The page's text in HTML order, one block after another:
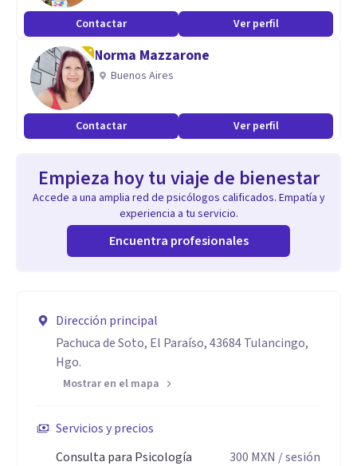
Contactar Ver perfil
Norma Mazzarone
Buenos Aires
Contactar Ver perfil
Empieza hoy tu viaje de bienestar
Accede a una amplia red de psicólogos calificados. Empatía y
experiencia a tu servicio.
Encuentra profesionales
Dirección principal
Pachuca de Soto, El Paraíso, 43684 Tulancingo,
Hgo.
Mostrar en el mapa
Servicios y precios
Consulta para Psicología
300 MXN / sesión